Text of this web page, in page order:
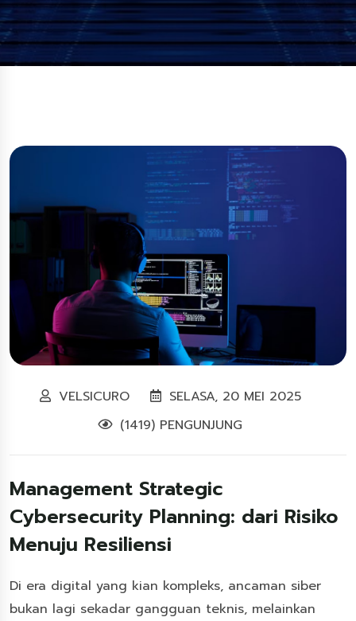
VELSICURO
SELASA, 20 MEI 2025
(1419) PENGUNJUNG
Management Strategic
Cybersecurity Planning: dari Risiko
Menuju Resiliensi
Di era digital yang kian kompleks, ancaman siber
bukan lagi sekadar gangguan teknis, melainkan